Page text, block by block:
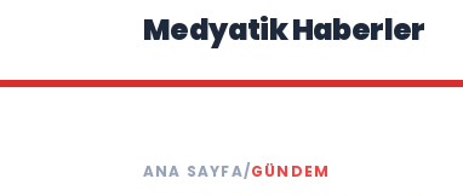
Medyatik Haberler
ANA SAYFA/GÜNDEM